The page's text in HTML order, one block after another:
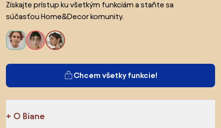
Získajte prístup ku všetkým funkciám a staňte sa
súčasťou Home&Decor komunity.
Chcem všetky funkcie!
O Biane